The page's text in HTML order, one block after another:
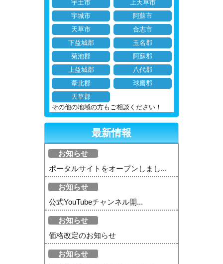
宇土市
上天草市
宇城市
阿蘇市
天草市
合志市
下益城郡
玉名郡
菊池郡
阿蘇郡
上益城郡
八代郡
葦北郡
球磨郡
天草郡
その他の地域の方もご相談ください！
最新情報
お知らせ
ポータルサイトをオープンしまし...
お知らせ
公式YouTubeチャンネル開...
お知らせ
価格改定のお知らせ
お知らせ